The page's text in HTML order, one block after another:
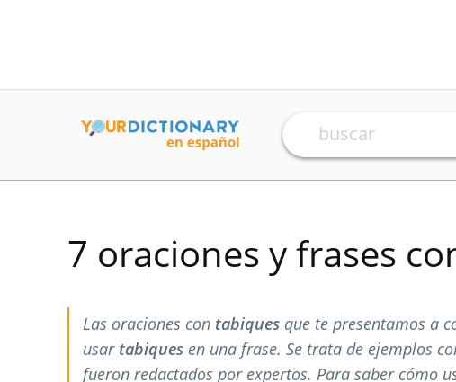
7 oraciones y frases
Las oraciones con tabiques que te presentamos a
usar tabiques en una frase. Se trata de ejemplos
fueron redactados por expertos. Para saber cómo